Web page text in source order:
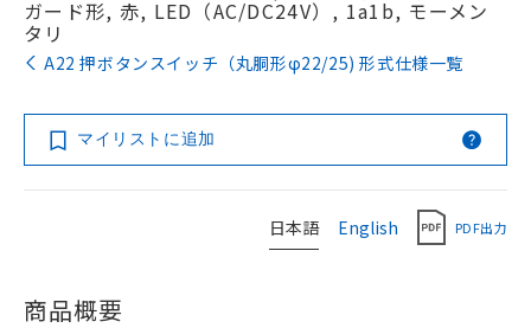
ガード形, 赤, LED（AC/DC24V）, 1a1b, モーメン
タリ
A22 押ボタンスイッチ（丸胴形φ22/25) 形式仕様一覧
マイリストに追加
日本語 English PDF出力
商品概要